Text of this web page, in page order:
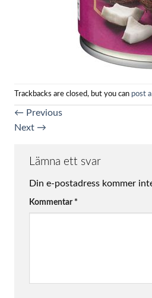
Trackbacks are closed, but you can post
← Previous
Next →
Lämna ett svar
Din e-postadress kommer
Kommentar *